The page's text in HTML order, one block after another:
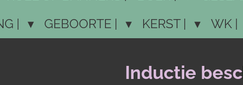
|
GEBOORTE | KERST | WK |
Inductie